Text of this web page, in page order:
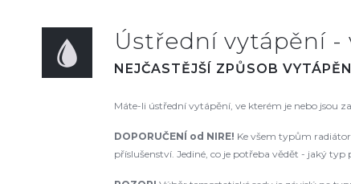
Ústřední vytápění
NEJČASTĚJŠÍ ZPŮSOB
Máte-li ústřední vytápění, ve kterém je nebo jsou
DOPORUČENÍ od NIRE! Ke všem typům
příslušenství. Jediné, co je potřeba vědět - jaký typ